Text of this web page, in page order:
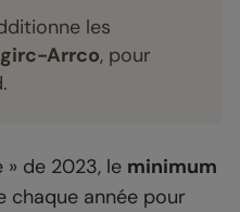
les
Arrco, pour
» de 2023, le minimum
chaque année pour